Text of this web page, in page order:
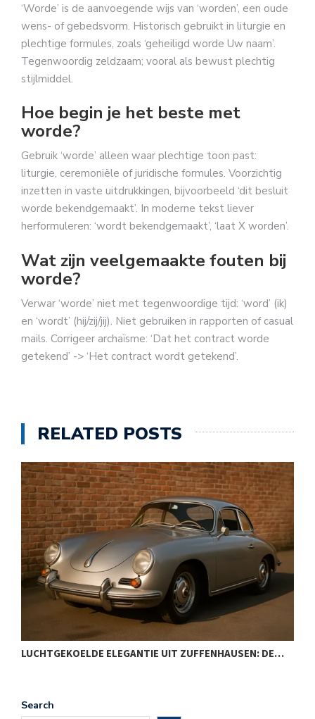
‘Worde’ is de aanvoegende wijs van ‘worden’, een oude
wens- of gebedsvorm. Historisch gebruikt in liturgie en
plechtige formules, zoals ‘geheiligd worde Uw naam’.
Tegenwoordig zeldzaam; vooral als bewust plechtig
stijlmiddel.
Hoe begin je het beste met
worde?
Gebruik ‘worde’ alleen waar plechtige toon past:
liturgie, ceremoniële of juridische formules. Voorzichtig
inzetten in vaste uitdrukkingen, bijvoorbeeld ‘dit besluit
worde bekendgemaakt’. In moderne tekst liever
herformuleren: ‘wordt bekendgemaakt’, ‘laat X worden’.
Wat zijn veelgemaakte fouten bij
worde?
Verwar ‘worde’ niet met tegenwoordige tijd: ‘word’ (ik)
en ‘wordt’ (hij/zij/jij). Niet gebruiken in rapporten of casual
mails. Corrigeer archaïsme: ‘Dat het contract worde
getekend’ -> ‘Het contract wordt getekend’.
RELATED POSTS
LUCHTGEKOELDE ELEGANTIE UIT ZUFFENHAUSEN: DE…
Search